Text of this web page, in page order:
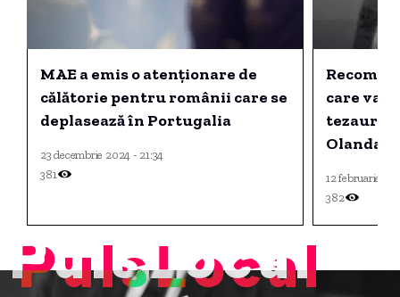
MAE a emis o atenționare de
călătorie pentru românii care se
deplasează în Portugalia
23 decembrie 2024 - 21:34
381
care va
Olanda a
12 februarie
382
PulsLocal